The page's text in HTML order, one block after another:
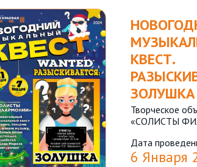
КВЕСТ.
ЗОЛУШКА
Творческое
«СОЛИСТЫ
Дата
6 Января